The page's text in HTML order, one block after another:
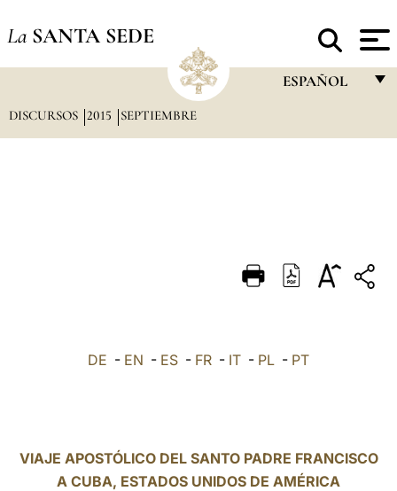
La SANTA SEDE
ESPAÑOL
DEUTSCH
العربيّة
DISCURSOS 2015 SEPTIEMBRE
DE - EN - ES - FR - IT - PL - PT
VIAJE APOSTÓLICO DEL SANTO PADRE FRANCISCO
A CUBA, ESTADOS UNIDOS DE AMÉRICA